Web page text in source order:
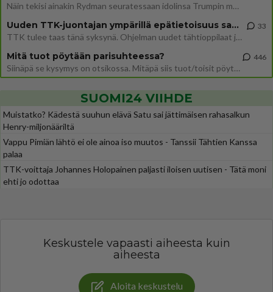
Näin tekisi ainakin Rydman seuratessaan idolinsa Trumpin mallia https://www.is.fi/politiikka/art-2000012187244.html
Uuden TTK-juontajan ympärillä epätietoisuus sakenee - Nyt MTV hämmentää soppaa
TTK tulee taas tänä syksynä. Ohjelman uudet tähtioppilaat julkistetaan torstaina 6. elokuuta klo 14 alkavassa lehdistö
33
Mitä tuot pöytään parisuhteessa?
Siinäpä se kysymys on otsikossa. Mitäpä siis tuot/toisit pöytään parisuhteessa? Oletko mies vai nainen? Koetko sen mitä
446
SUOMI24 VIIHDE
Muistatko? Kädestä suuhun elävä Satu sai jättimäisen rahasalkun
Henry-miljonääriltä
Vappu Pimiän lähtö ei ole ainoa iso muutos - Tanssii Tähtien Kanssa
palaa
TTK-voittaja Johannes Holopainen paljasti iloisen uutisen - Tätä moni
ehti jo odottaa
Keskustele vapaasti aiheesta kuin
aiheesta
Aloita keskustelu